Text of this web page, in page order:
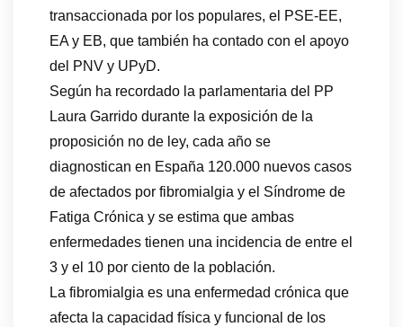
transaccionada por los populares, el PSE-EE,
EA y EB, que también ha contado con el apoyo
del PNV y UPyD.
Según ha recordado la parlamentaria del PP
Laura Garrido durante la exposición de la
proposición no de ley, cada año se
diagnostican en España 120.000 nuevos casos
de afectados por fibromialgia y el Síndrome de
Fatiga Crónica y se estima que ambas
enfermedades tienen una incidencia de entre el
3 y el 10 por ciento de la población.
La fibromialgia es una enfermedad crónica que
afecta la capacidad física y funcional de los